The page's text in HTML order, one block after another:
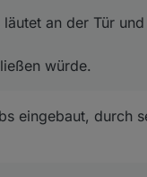
würde.
an der Tür
würde.
eingebaut, durch